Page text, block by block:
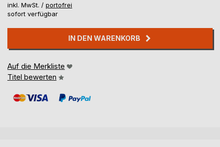
inkl. MwSt. / portofrei
sofort verfügbar
IN DEN WARENKORB
Auf die Merkliste
Titel bewerten